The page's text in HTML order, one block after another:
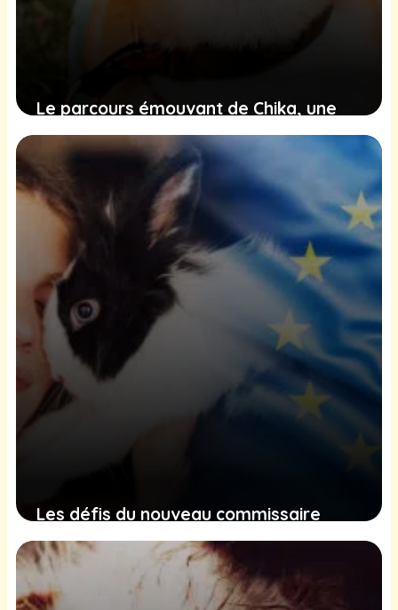
Le parcours émouvant de Chika, une
Shiba Inu qui mérite un havre de paix
après des années de négligence
4 février 2025
Les défis du nouveau commissaire
européen pour améliorer le bien-être
animal
3 février 2025